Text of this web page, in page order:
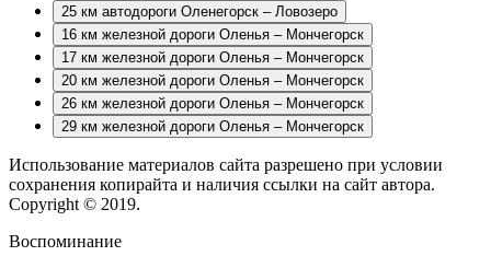
25 км автодороги Оленегорск – Ловозеро
16 км железной дороги Оленья – Мончегорск
17 км железной дороги Оленья – Мончегорск
20 км железной дороги Оленья – Мончегорск
26 км железной дороги Оленья – Мончегорск
29 км железной дороги Оленья – Мончегорск
Использование материалов сайта разрешено при условии
сохранения копирайта и наличия ссылки на сайт автора.
Copyright © 2019.
Воспоминание